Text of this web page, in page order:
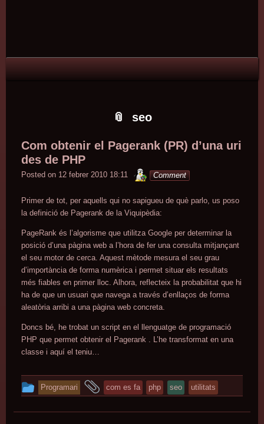
seo
Com obtenir el Pagerank (PR) d’una uri
des de PHP
Posted on 12 febrer 2010 18:11 minterior
Comment
Primer de tot, per aquells qui no sapigueu de què parlo, us poso
la definició de Pagerank de la Viquipèdia:
PageRank és l’algorisme que utilitza Google per determinar la
posició d’una pàgina web a l’hora de fer una consulta mitjançant
el seu motor de cerca. Aquest mètode mesura el seu grau
d’importància de forma numèrica i permet situar els resultats
més fiables en primer lloc. Alhora, reflecteix la probabilitat que hi
ha de que un usuari que navega a través d’enllaços de forma
aleatòria arribi a una pàgina web concreta.
Doncs bé, he trobat un script en el llenguatge de programació
PHP que permet obtenir el Pagerank . L’he transformat en una
classe i aquí el teniu…
This
entry
was
Programari
and
com es fa php seo utilitats